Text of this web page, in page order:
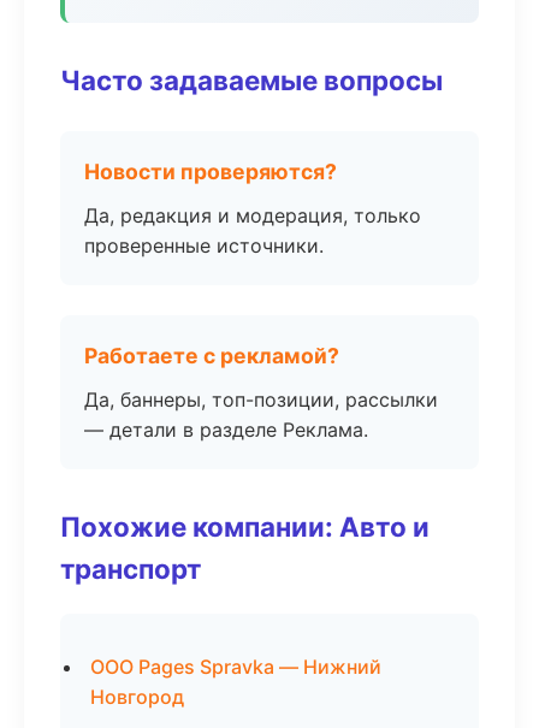
Часто задаваемые вопросы
Новости проверяются?
Да, редакция и модерация, только
проверенные источники.
Работаете с рекламой?
Да, баннеры, топ-позиции, рассылки
— детали в разделе Реклама.
Похожие компании: Авто и
транспорт
ООО Pages Spravka — Нижний
Новгород